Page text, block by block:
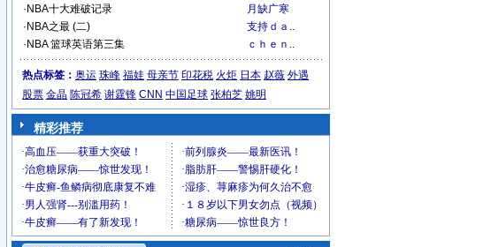
· NBA十大难破记录
月缺广寒
· NBA之最 (二)
支持ｄａ..
· NBA 篮球英语第三集 ｃｈｅｎ..
热点标签： 奥运 珠峰 福娃 母亲节 印花税 火炬 日本 赵薇 外遇
股票 金晶 陈冠希 谢霆锋 CNN 中国足球 张柏芝 姚明
精彩推荐